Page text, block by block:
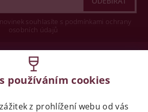
souhlasíte s podmínkami ochrany
osobních údajů
alkoholických nápojů osobám
používáním cookies
z prohlížení webu od vás